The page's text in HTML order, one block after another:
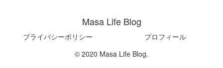
Masa Life Blog
プライバシーポリシー
プロフィール
© 2020 Masa Life Blog.